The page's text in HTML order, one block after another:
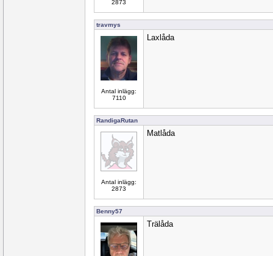
2873
travmys
Antal inlägg:
7110
Laxlåda
RandigaRutan
Antal inlägg:
2873
Matlåda
Benny57
Trälåda